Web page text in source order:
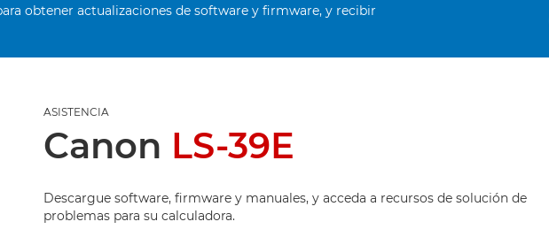
obtener actualizaciones de software y firmware, y recibir
ASISTENCIA
Canon LS-39E
Descargue software, firmware y manuales, y acceda a recursos de solución de
problemas para su calculadora.